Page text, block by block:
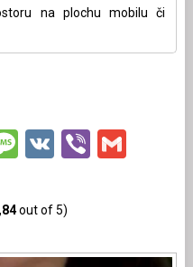
na plochu mobilu či
Message
VKViber
out of 5)